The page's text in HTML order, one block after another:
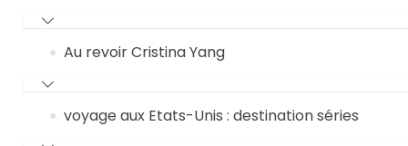
Au revoir Cristina Yang
voyage aux Etats-Unis : destination séries